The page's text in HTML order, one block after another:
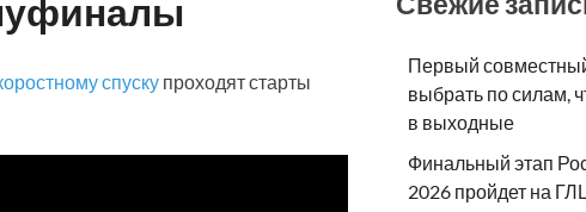
спуску проходят старты
Первый
выбрать по силам,
в выходные
Финальный этап
2026 пройдет на